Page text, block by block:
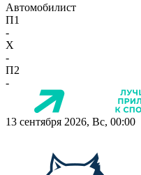
Автомобилист
П1
-
X
-
П2
-
13 сентября 2026, Вс, 00:00